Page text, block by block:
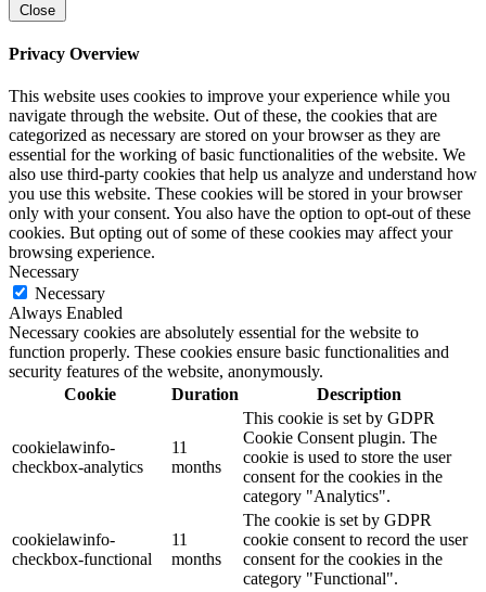
Close
Privacy Overview
This website uses cookies to improve your experience while you
navigate through the website. Out of these, the cookies that are
categorized as necessary are stored on your browser as they are
essential for the working of basic functionalities of the website. We
also use third-party cookies that help us analyze and understand how
you use this website. These cookies will be stored in your browser
only with your consent. You also have the option to opt-out of these
cookies. But opting out of some of these cookies may affect your
browsing experience.
Necessary
Necessary
Always Enabled
Necessary cookies are absolutely essential for the website to
function properly. These cookies ensure basic functionalities and
security features of the website, anonymously.
Cookie
Duration Description
cookielawinfo-
checkbox-analytics
11
months
This cookie is set by GDPR
Cookie Consent plugin. The
cookie is used to store the user
consent for the cookies in the
category "Analytics".
cookielawinfo-
checkbox-functional
11
months
The cookie is set by GDPR
cookie consent to record the user
consent for the cookies in the
category "Functional".